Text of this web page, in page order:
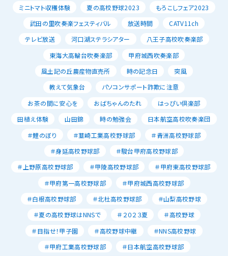
ミニトマト収穫体験
夏の高校野球2023
もろこしフェア2023
武田の里吹奏楽フェスティバル
放送時間
CATV11ch
テレビ放送
河口湖ステラシアター
八王子高校吹奏楽部
東海大高輪台吹奏楽部
甲府城西吹奏楽部
風土記の丘農産物直売所
時の記念日
突風
教えて気象台
パソコンサポート詐欺に注意
お茶の間に安心を
おばちゃんのたれ
はっぴい倶楽部
田植え体験
山田錦 時の勉強会
日本航空高校吹奏楽団
＃鯉のぼり
＃韮崎工業高校野球部
＃青洲高校野球部
＃身延高校野球部
＃駿台甲府高校野球部
＃上野原高校野球部
＃甲陵高校野球部
＃甲府東高校野球部
＃甲府第一高校野球部
＃甲府城西高校野球部
＃白根高校野球部
＃北杜高校野球部
＃山梨高校野球
＃夏の高校野球はNNSで
＃２０２３夏
＃高校野球
＃目指せ！甲子園
＃高校野球中継
＃NNS高校野球
＃甲府工業高校野球部
＃日本航空高校野球部